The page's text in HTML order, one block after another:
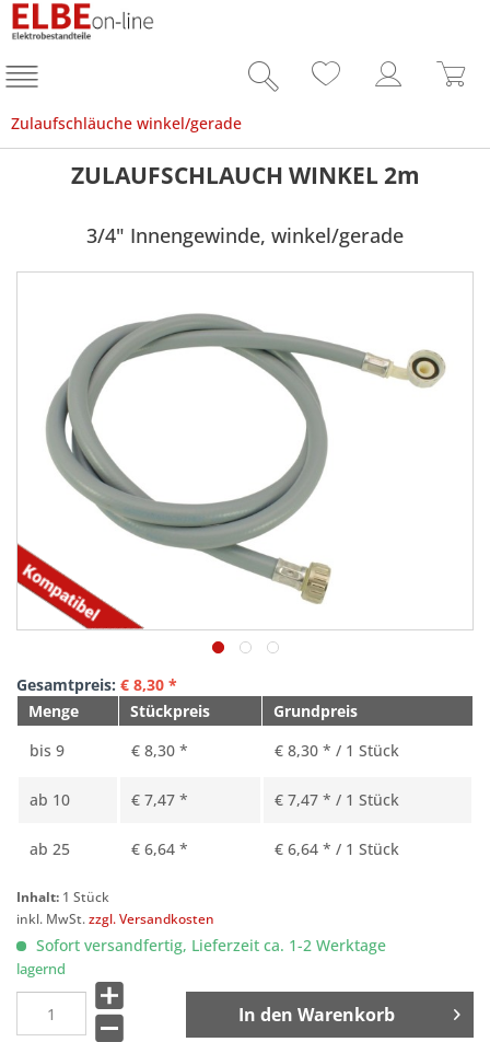
Zulaufschläuche winkel/gerade
ZULAUFSCHLAUCH WINKEL 2m
3/4" Innengewinde, winkel/gerade
Gesamtpreis: € 8,30 *
Menge
Stückpreis
Grundpreis
bis 9 € 8,30 * € 8,30 * / 1 Stück
ab 10 € 7,47 * € 7,47 * / 1 Stück
ab 25 € 6,64 * € 6,64 * / 1 Stück
Inhalt: 1 Stück
inkl. MwSt.zzgl. Versandkosten
Sofort versandfertig, Lieferzeit ca. 1-2 Werktage
lagernd
In den Warenkorb